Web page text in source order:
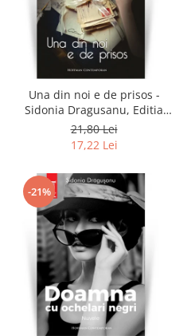
Una din noi e de prisos -
Sidonia Dragusanu, Editia
2021
21,80 Lei
17,22 Lei
-21%